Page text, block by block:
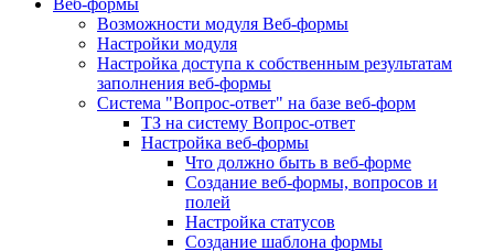
Веб-формы
Возможности модуля Веб-формы
Настройки модуля
Настройка доступа к собственным результатам
заполнения веб-формы
Система "Вопрос-ответ" на базе веб-форм
ТЗ на систему Вопрос-ответ
Настройка веб-формы
Что должно быть в веб-форме
Создание веб-формы, вопросов и
полей
Настройка статусов
Создание шаблона формы